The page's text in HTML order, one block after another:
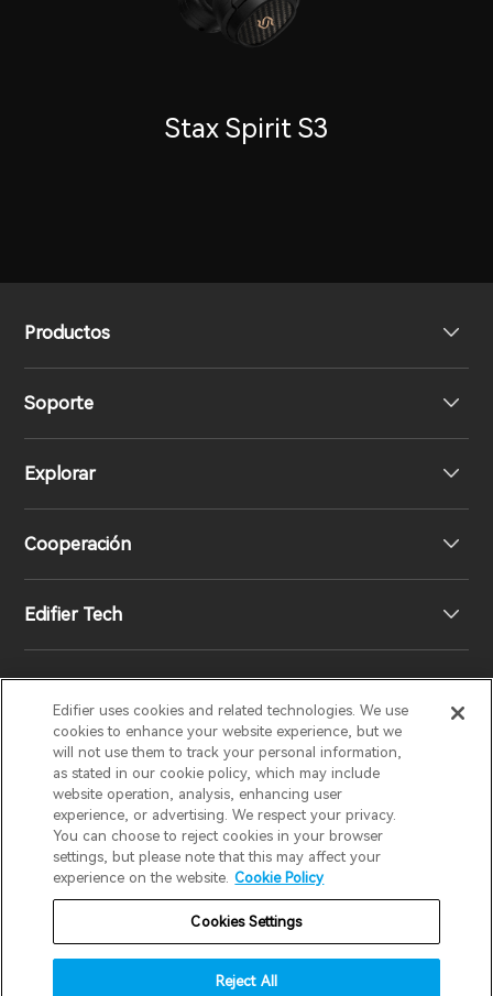
Stax Spirit S3
Productos
Auriculares
Altavoces
Soporte
Soporte del producto
Declaración de conformidad de la UE
Explorar
Nuestra historia
Cooperación
Conviértase en distribuidor
Edifier Tech
Ajuste de ecualizador
Snapdragon Sound™
Streaming de música
Aviso de cookiesPolítica de garantía
Aviso de privacidad
Términos de uso
No vender mi información
Seguridad
Aviso importante
España / Español
cookies to enhance your website experience, but we
will not use them to track your personal information,
as stated in our cookie policy, which may include
website operation, analysis, enhancing user
experience, or advertising. We respect your privacy.
You can choose to reject cookies in your browser
settings, but please note that this may affect your
experience on the website. Cookie Policy
Cookies Settings
Reject All